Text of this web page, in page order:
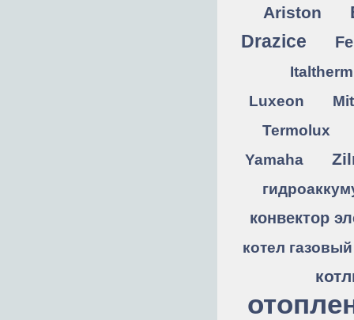
Ariston
Drazice
Italtherm
Luxeon
Termolux
Yamaha
конвектор
котел газовый